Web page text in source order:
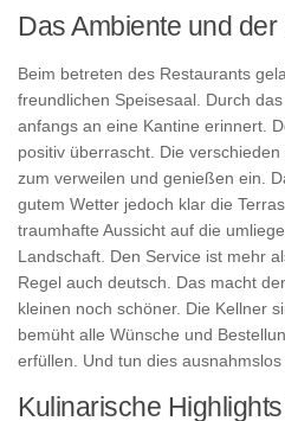
Das Ambiente und
Beim betreten des Restaurants
freundlichen Speisesaal. Durch
anfangs an eine Kantine erinnert.
positiv überrascht. Die
zum verweilen und genießen ein.
gutem Wetter jedoch klar die
traumhafte Aussicht auf die
Landschaft. Den Service ist mehr
Regel auch deutsch. Das macht
kleinen noch schöner. Die Kellner
bemüht alle Wünsche und
erfüllen. Und tun dies
Kulinarische